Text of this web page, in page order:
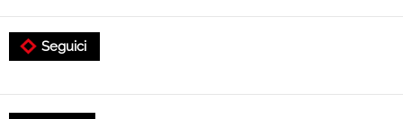
Seguici